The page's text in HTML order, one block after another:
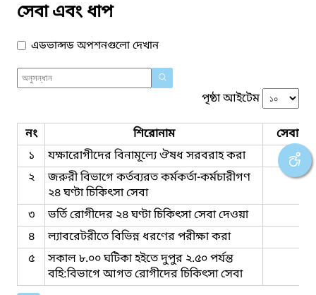
সেবা এবং ধাপ
এডভান্সড অপশনগুলো দেখান
পৃষ্ঠা আইটেম
নং শিরোনাম
সেবার
১
যক্ষারোগীদের বিনামূল্যে ঔষধ সরবরাহ করা
২
জরুরী বিভাগে কর্তব্যরত কর্মকর্তা-কর্মচারীগণ
২৪ ঘণ্টা চিকিৎসা সেবা
৩
ভর্তি রোগীদের ২৪ ঘণ্টা চিকিৎসা সেবা দেওয়া
৪
ল্যাবরেটরীতে বিভিন্ন ধরণের পরীক্ষা করা
৫
সকাল ৮.০০ ঘটিকা হইতে দুপুর ২.৫০ পর্যন্ত
বহি:বিভাগে আগত রোগীদের চিকিৎসা সেবা